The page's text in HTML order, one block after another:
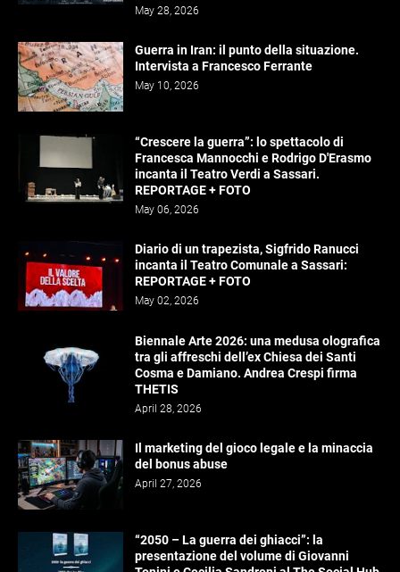
May 28, 2026
Guerra in Iran: il punto della situazione.
Intervista a Francesco Ferrante
May 10, 2026
“Crescere la guerra”: lo spettacolo di
Francesca Mannocchi e Rodrigo D'Erasmo
incanta il Teatro Verdi a Sassari.
REPORTAGE + FOTO
May 06, 2026
Diario di un trapezista, Sigfrido Ranucci
incanta il Teatro Comunale a Sassari:
REPORTAGE + FOTO
May 02, 2026
Biennale Arte 2026: una medusa olografica
tra gli affreschi dell’ex Chiesa dei Santi
Cosma e Damiano. Andrea Crespi firma
THETIS
April 28, 2026
Il marketing del gioco legale e la minaccia
del bonus abuse
April 27, 2026
“2050 – La guerra dei ghiacci”: la
presentazione del volume di Giovanni